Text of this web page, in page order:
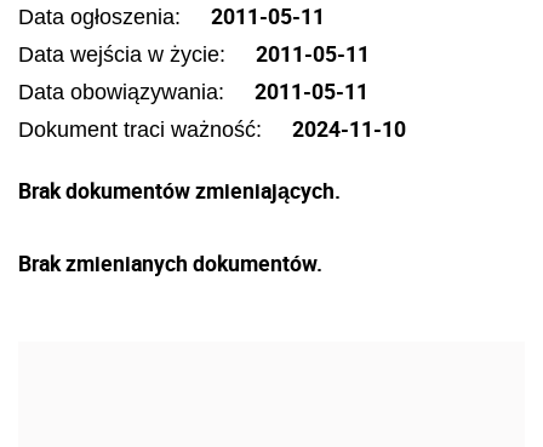
Data ogłoszenia: 2011-05-11
Data wejścia w życie: 2011-05-11
Data obowiązywania: 2011-05-11
Dokument traci ważność: 2024-11-10
Brak dokumentów zmieniających.
Brak zmienianych dokumentów.